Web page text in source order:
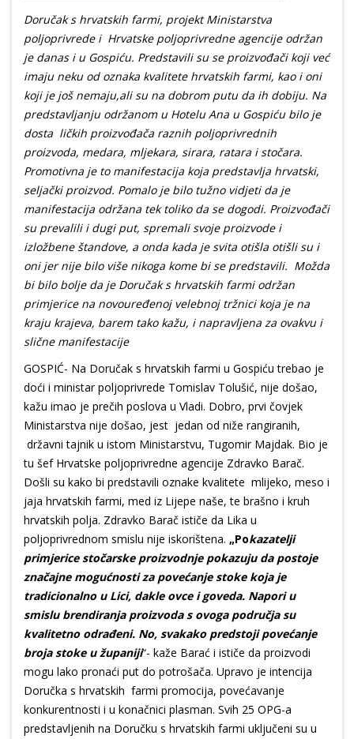
Doručak s hrvatskih farmi, projekt Ministarstva
poljoprivrede i Hrvatske poljoprivredne agencije održan
je danas i u Gospiću. Predstavili su se proizvođači koji već
imaju neku od oznaka kvalitete hrvatskih farmi, kao i oni
koji je još nemaju,ali su na dobrom putu da ih dobiju. Na
predstavljanju održanom u Hotelu Ana u Gospiću bilo je
dosta ličkih proizvođača raznih poljoprivrednih
proizvoda, medara, mljekara, sirara, ratara i stočara.
Promotivna je to manifestacija koja predstavlja hrvatski,
seljački proizvod. Pomalo je bilo tužno vidjeti da je
manifestacija održana tek toliko da se dogodi. Proizvođači
su prevalili i dugi put, spremali svoje proizvode i
izložbene štandove, a onda kada je svita otišla otišli su i
oni jer nije bilo više nikoga kome bi se predstavili. Možda
bi bilo bolje da je Doručak s hrvatskih farmi održan
primjerice na novouređenoj velebnoj tržnici koja je na
kraju krajeva, barem tako kažu, i napravljena za ovakvu i
slične manifestacije
GOSPIĆ- Na Doručak s hrvatskih farmi u Gospiću trebao je
doći i ministar poljoprivrede Tomislav Tolušić, nije došao,
kažu imao je prečih poslova u Vladi. Dobro, prvi čovjek
Ministarstva nije došao, jest jedan od niže rangiranih,
državni tajnik u istom Ministarstvu, Tugomir Majdak. Bio je
tu šef Hrvatske poljoprivredne agencije Zdravko Barač.
Došli su kako bi predstavili oznake kvalitete mlijeko, meso i
jaja hrvatskih farmi, med iz Lijepe naše, te brašno i kruh
hrvatskih polja. Zdravko Barač ističe da Lika u
poljoprivrednom smislu nije iskorištena. „Pokazatelji
primjerice stočarske proizvodnje pokazuju da postoje
značajne mogućnosti za povećanje stoke koja je
tradicionalno u Lici, dakle ovce i goveda. Napori u
smislu brendiranja proizvoda s ovoga područja su
kvalitetno odrađeni. No, svakako predstoji povećanje
broja stoke u županiji“- kaže Barać i ističe da proizvodi
mogu lako pronaći put do potrošača. Upravo je intencija
Doručka s hrvatskih farmi promocija, povećavanje
konkurentnosti i u konačnici plasman. Svih 25 OPG-a
predstavljenih na Doručku s hrvatskih farmi uključeni su u